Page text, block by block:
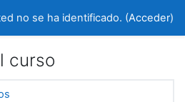
no se ha identificado. (Acceder)
curso